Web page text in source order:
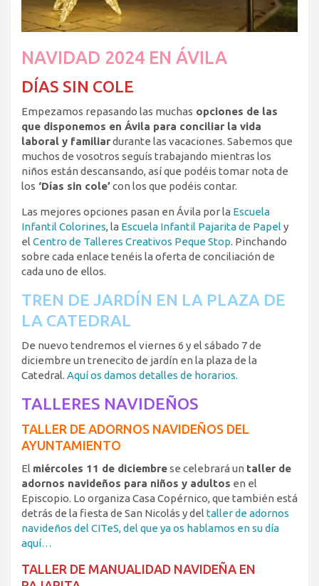
NAVIDAD 2024 EN ÁVILA
DÍAS SIN COLE
Empezamos repasando las muchas opciones de las
que disponemos en Ávila para conciliar la vida
laboral y familiardurante las vacaciones. Sabemos que
muchos de vosotros seguís trabajando mientras los
niños están descansando, así que podéis tomar nota de
los ‘Días sin cole’con los que podéis contar.
Las mejores opciones pasan en Ávila por la Escuela
Infantil Colorines, la Escuela Infantil Pajarita de Papel y
el Centro de Talleres Creativos Peque Stop. Pinchando
sobre cada enlace tenéis la oferta de conciliación de
cada uno de ellos.
TREN DE JARDÍN EN LA PLAZA DE
LA CATEDRAL
De nuevo tendremos el viernes 6 y el sábado 7 de
diciembre un trenecito de jardín en la plaza de la
Catedral. Aquí os damos detalles de horarios.
TALLERES NAVIDEÑOS
TALLER DE ADORNOS NAVIDEÑOS DEL
AYUNTAMIENTO
El miércoles 11 de diciembrese celebrará un taller de
adornos navideños para niños y adultos en el
Episcopio. Lo organiza Casa Copérnico, que también está
detrás de la fiesta de San Nicolás y del taller de adornos
navideños del CITeS, del que ya os hablamos en su día
aquí…
TALLER DE MANUALIDAD NAVIDEÑA EN